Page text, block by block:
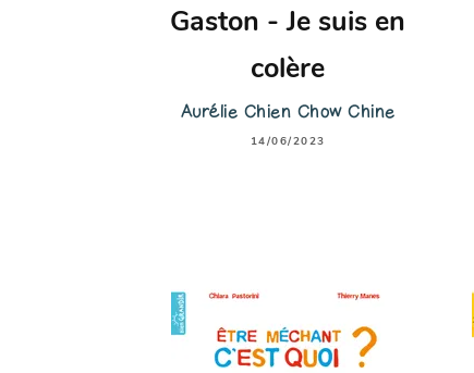
Gaston - Je suis en
colère
Aurélie Chien Chow Chine
14/06/2023